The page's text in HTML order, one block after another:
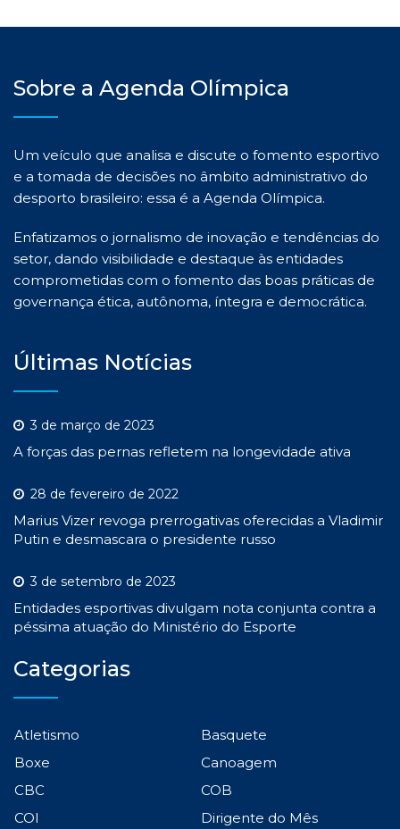
Sobre a Agenda Olímpica
Um veículo que analisa e discute o fomento esportivo
e a tomada de decisões no âmbito administrativo do
desporto brasileiro: essa é a Agenda Olímpica.
Enfatizamos o jornalismo de inovação e tendências do
setor, dando visibilidade e destaque às entidades
comprometidas com o fomento das boas práticas de
governança ética, autônoma, íntegra e democrática.
Últimas Notícias
3 de março de 2023
A forças das pernas refletem na longevidade ativa
28 de fevereiro de 2022
Marius Vizer revoga prerrogativas oferecidas a Vladimir
Putin e desmascara o presidente russo
3 de setembro de 2023
Entidades esportivas divulgam nota conjunta contra a
péssima atuação do Ministério do Esporte
Categorias
Atletismo
Basquete
Boxe
Canoagem
CBC
COB
COI
Dirigente do Mês